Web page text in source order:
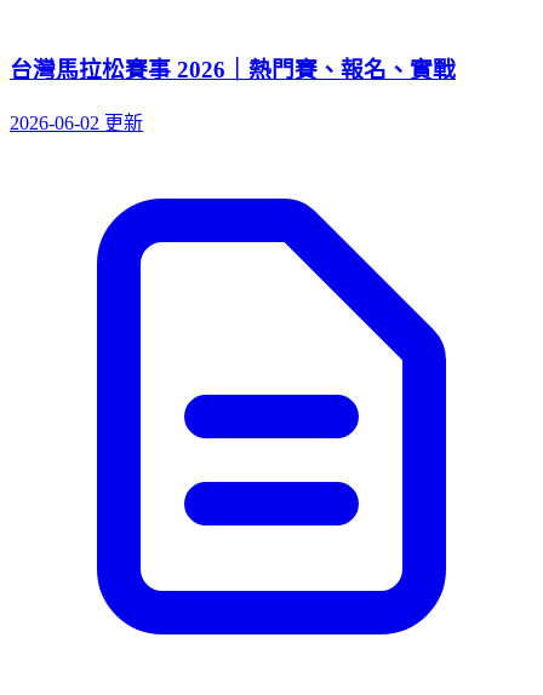
台灣馬拉松賽事 2026｜熱門賽、報名、實戰
2026-06-02 更新